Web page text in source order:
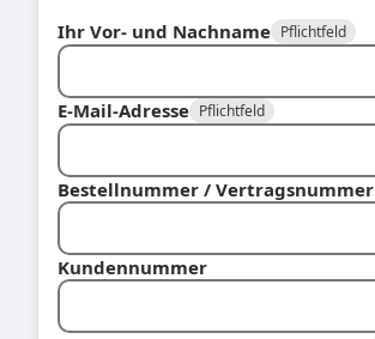
Ihr Vor- und Nachname Pflichtfeld
E-Mail-Adresse Pflichtfeld
Bestellnummer / Vertragsnummer
Kundennummer